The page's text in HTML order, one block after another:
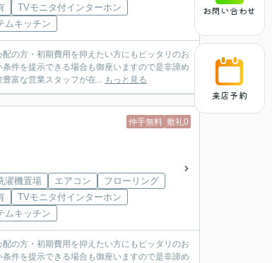
お問い合わせ
来店予約
TVモニタ付インターホン
ムキッチン
の方・初期費用を抑えたい方にもピッタリのお
件を提示できる場合も御座いますので是非諦め
経験豊富な営業スタッフが在... もっと見る
仲手無料 敷礼0
濯機置場 エアコン
フローリング
TVモニタ付インターホン
ムキッチン
の方・初期費用を抑えたい方にもピッタリのお
件を提示できる場合も御座いますので是非諦め